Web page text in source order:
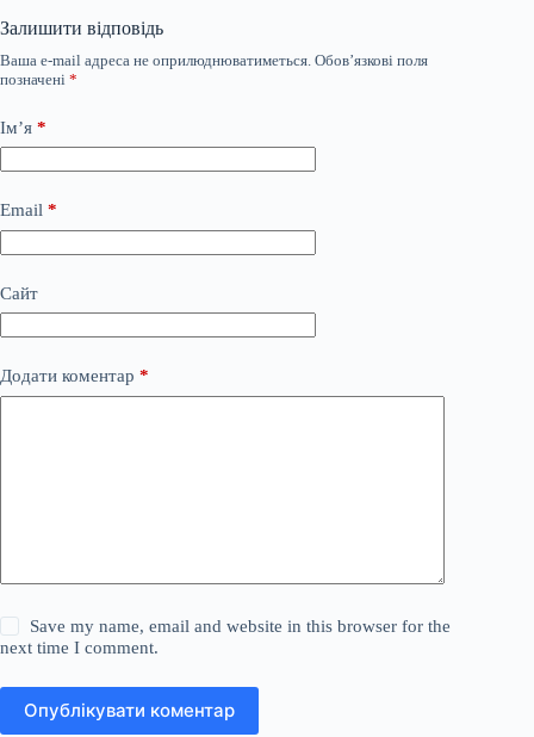
Залишити відповідь
Ваша e-mail адреса не оприлюднюватиметься. Обов’язкові поля
позначені *
Ім’я *
Email *
Сайт
Додати коментар *
Save my name, email and website in this browser for the
next time I comment.
Опублікувати коментар